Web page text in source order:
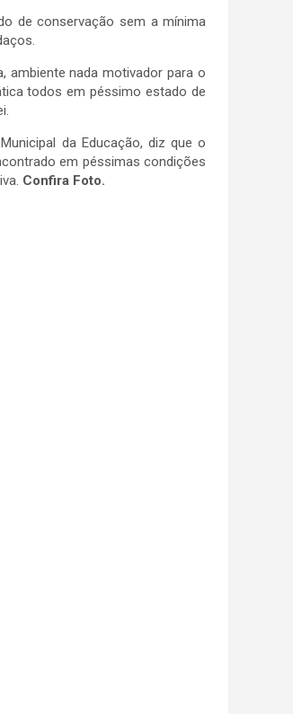
de conservação sem a mínima
ambiente nada motivador para o
todos em péssimo estado de
da Educação, diz que o
em péssimas condições
Confira Foto.